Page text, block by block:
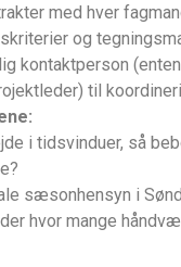
med hver
og
kontaktperson
til
i tidsvinduer, så
sæsonhensyn i
hvor mange